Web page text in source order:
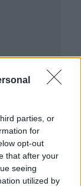
parties, or
for
opt-out
that after your
seeing
utilized by